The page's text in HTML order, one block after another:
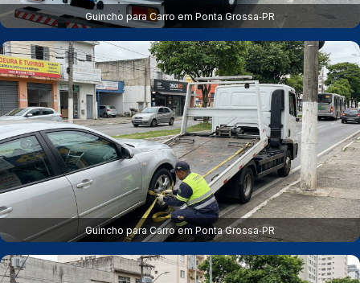
Guincho para Carro em Ponta Grossa‑PR
Guincho para Carro em Ponta Grossa‑PR